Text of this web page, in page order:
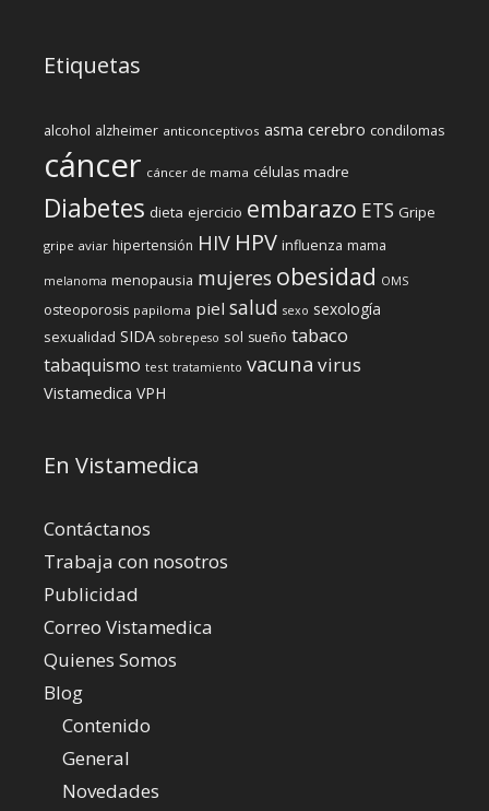
Etiquetas
alcohol alzheimer anticonceptivos asma cerebro condilomas
cáncer cáncer de mama células madre
Diabetes dieta ejercicio embarazo ETS Gripe
gripe aviar hipertensión HIV HPV influenza mama
melanoma menopausia mujeres obesidad OMS
osteoporosis papiloma piel salud sexo sexología
sexualidad SIDA sobrepeso sol sueño tabaco
tabaquismo test tratamiento vacuna virus
Vistamedica VPH
En Vistamedica
Contáctanos
Trabaja con nosotros
Publicidad
Correo Vistamedica
Quienes Somos
Blog
Contenido
General
Novedades